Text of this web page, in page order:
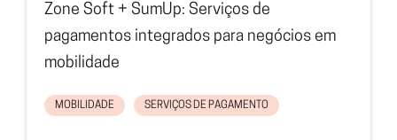
Zone Soft + SumUp: Serviços de
pagamentos integrados para negócios em
mobilidade
MOBILIDADE SERVIÇOS DE PAGAMENTO